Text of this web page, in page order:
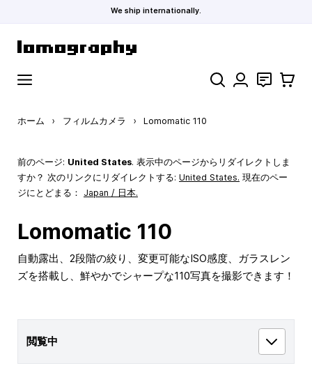
We ship internationally.
検索 お問い合わ
カート
ホーム › フィルムカメラ › Lomomatic 110
前のページ: United States. 表示中のページからリダイレクトしま
すか？ 次のリンクにリダイレクトする: United States. 現在のペー
ジにとどまる： Japan / 日本.
Lomomatic 110
自動露出、2段階の絞り、変更可能なISO感度、ガラスレン
ズを搭載し、鮮やかでシャープな110写真を撮影できます！
閲覧中